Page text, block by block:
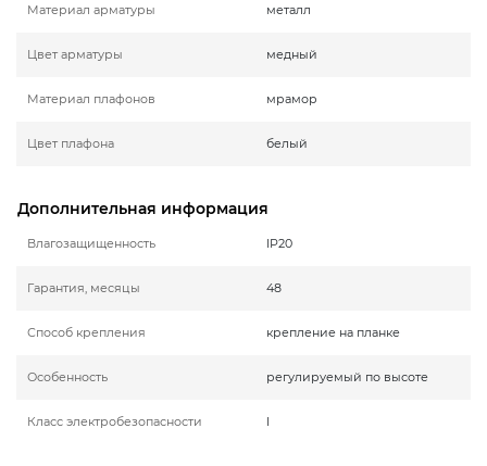
Материал арматуры металл
Цвет арматуры медный
Материал плафонов мрамор
Цвет плафона белый
Дополнительная информация
Влагозащищенность IP20
Гарантия, месяцы 48
Способ крепления крепление на планке
Особенность регулируемый по высоте
Класс электробезопасности I